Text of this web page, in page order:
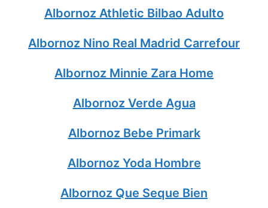
Albornoz Athletic Bilbao Adulto
Albornoz Nino Real Madrid Carrefour
Albornoz Minnie Zara Home
Albornoz Verde Agua
Albornoz Bebe Primark
Albornoz Yoda Hombre
Albornoz Que Seque Bien